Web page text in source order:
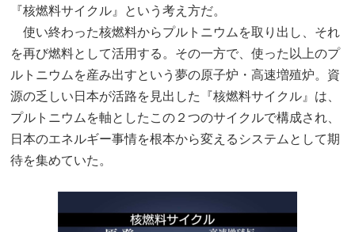
『核燃料サイクル』という考え方だ。
使い終わった核燃料からプルトニウムを取り出し、それ
を再び燃料として活用する。その一方で、使った以上のプ
ルトニウムを産み出すという夢の原子炉・高速増殖炉。資
源の乏しい日本が活路を見出した『核燃料サイクル』は、
プルトニウムを軸としたこの２つのサイクルで構成され、
日本のエネルギー事情を根本から変えるシステムとして期
待を集めていた。